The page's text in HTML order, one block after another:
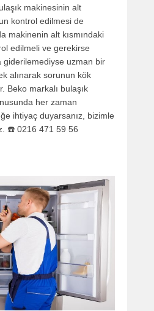
makinesinin alt
kontrol edilmesi de
makinenin alt kısmındaki
edilmeli ve gerekirse
giderilemediyse uzman bir
alınarak sorunun kök
Beko markalı bulaşık
her zaman
ihtiyaç duyarsanız, bizimle
☎️ 0216 471 59 56